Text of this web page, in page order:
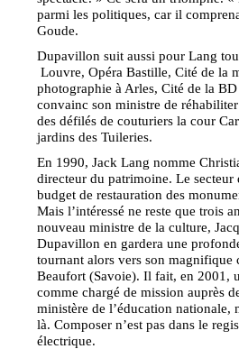
parmi les politiques, car il
Goude.
Dupavillon suit aussi pour Lang
Louvre, Opéra Bastille, Cité de la
photographie à Arles, Cité de la
convainc son ministre de
des défilés de couturiers la cour
jardins des Tuileries.
En 1990, Jack Lang nomme
directeur du patrimoine. Le
budget de restauration des
Mais l’intéressé ne reste que trois
nouveau ministre de la culture,
Dupavillon en gardera une
tournant alors vers son magnifique
Beaufort (Savoie). Il fait, en 2001,
comme chargé de mission auprès
ministère de l’éducation nationale,
là. Composer n’est pas dans le
électrique.